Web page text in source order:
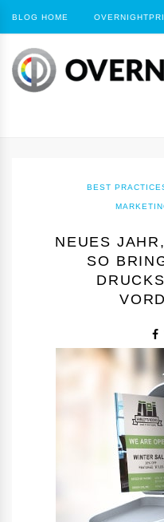
BLOG HOME
BEST
NEUES
SO